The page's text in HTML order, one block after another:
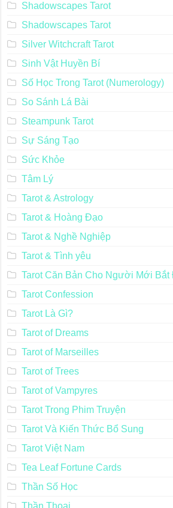
Shadowscapes Tarot
Shadowscapes Tarot
Silver Witchcraft Tarot
Sinh Vật Huyền Bí
Số Học Trong Tarot (Numerology)
So Sánh Lá Bài
Steampunk Tarot
Sự Sáng Tạo
Sức Khỏe
Tâm Lý
Tarot & Astrology
Tarot & Hoàng Đạo
Tarot & Nghề Nghiệp
Tarot & Tình yêu
Tarot Căn Bản Cho Người Mới Bắt
Tarot Confession
Tarot Là Gì?
Tarot of Dreams
Tarot of Marseilles
Tarot of Trees
Tarot of Vampyres
Tarot Trong Phim Truyện
Tarot Và Kiến Thức Bổ Sung
Tarot Việt Nam
Tea Leaf Fortune Cards
Thần Số Học